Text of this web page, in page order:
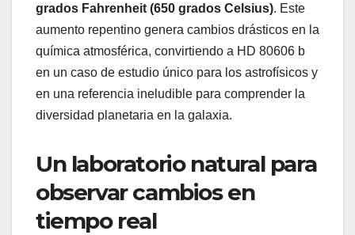
grados Fahrenheit (650 grados Celsius). Este
aumento repentino genera cambios drásticos en la
química atmosférica, convirtiendo a HD 80606 b
en un caso de estudio único para los astrofísicos y
en una referencia ineludible para comprender la
diversidad planetaria en la galaxia.
Un laboratorio natural para
observar cambios en
tiempo real